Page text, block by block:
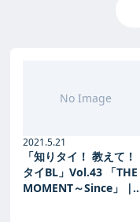
No Image
2021.5.21
「知りタイ！ 教えて！
タイBL」Vol.43 「THE
MOMENT～Since」 |